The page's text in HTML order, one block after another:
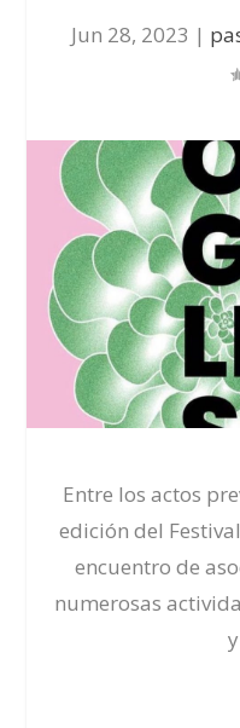
Jun 28, 2023 |
Entre los actos
edición del
encuentro de
numerosas